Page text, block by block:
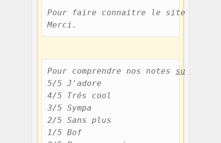
Pour faire connaitre le site et
Merci.
Pour comprendre nos notes
5/5 J'adore
4/5 Trés cool
3/5 Sympa
2/5 Sans plus
1/5 Bof